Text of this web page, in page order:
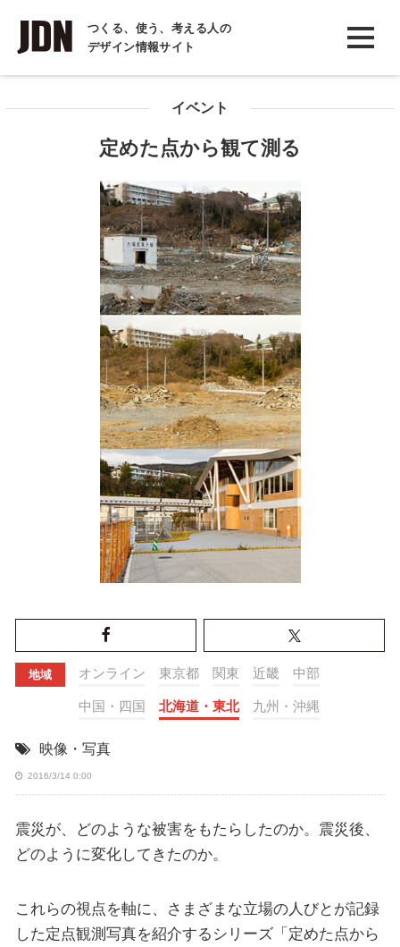
つくる、使う、考える人の
デザイン情報サイト
INTERVIEW
インタビュー
イベント
定めた点から観て測る
地域 オンライン 東京都 関東 近畿 中部
中国・四国 北海道・東北 九州・沖縄
映像・写真
2016/3/14 0:00
震災が、どのような被害をもたらしたのか。震災後、
どのように変化してきたのか。
これらの視点を軸に、さまざまな立場の人びとが記録
した定点観測写真を紹介するシリーズ「定めた点から